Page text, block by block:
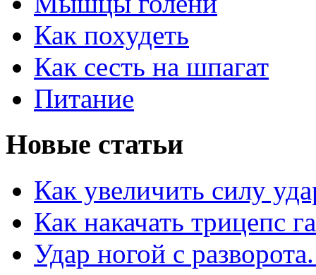
Как похудеть
Как сесть на шпагат
Питание
Новые статьи
Как увеличить силу
Как накачать трицепс
Удар ногой с